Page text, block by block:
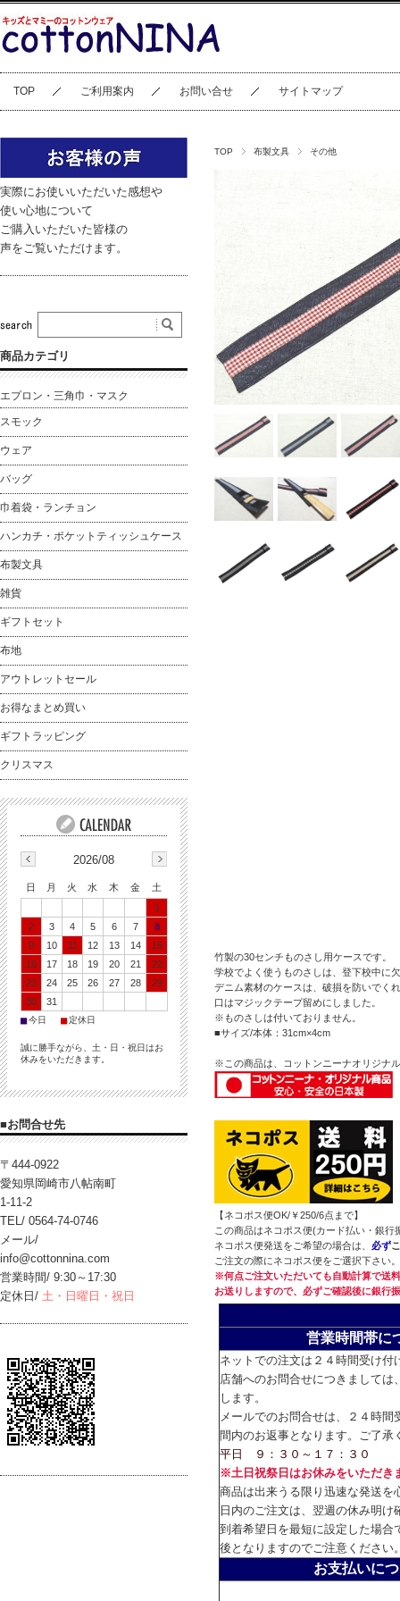
TOP ご利用案内 お問い合せ サイトマップ
TOP 布製文具 その他
竹製の30センチものさし用ケースです。
学校でよく使うものさしは、登下校中に
デニム素材のケースは、破損を防いでく
口はマジックテープ留めにしました。
※ものさしは付いておりません。
■サイズ/本体：31cm×4cm
※この商品は、コットンニーナオリジナ
【ネコポス便OK/￥250/6点まで】
この商品はネコポス便(カード払い・銀
ネコポス便発送をご希望の場合は、 必ず
ご注文の際にネコポス便をご選択下さい。
※何点ご注文いただいても自動計算で送
お送りしますので、必ずご確認後に銀行
営業時間帯に
ネットでの注文は２４時間受け付
店舗へのお問合せにつきましては
します。
メールでのお問合せは、２４時間
間内のお返事となります。ご了承
平日 ９：３０～１７：３０
※土日祝祭日はお休みをいただき
商品は出来うる限り迅速な発送を
日内のご注文は、翌週の休み明け
到着希望日を最短に設定した場合
後となりますのでご注意ください
お支払いに
実際にお使いいただいた感想や
使い心地について
ご購入いただいた皆様の
声をご覧いただけます。
商品カテゴリ
エプロン・三角巾・マスク
スモック
ウェア
バッグ
巾着袋・ランチョン
ハンカチ・ポケットティッシュケース
布製文具
雑貨
ギフトセット
布地
アウトレットセール
お得なまとめ買い
ギフトラッピング
クリスマス
2026/08
日 月 火 水 木 金
土
1
2
3 4 5 6 7
8
9
10 11 12 13 14
15
16
17 18 19 20 21
22
23
24 25 26 27 28
29
30
31
■今日 ■定休日
誠に勝手ながら、土・日・祝日はお
休みをいただきます。
■お問合せ先
〒444-0922
愛知県岡崎市八帖南町
1-11-2
TEL/ 0564-74-0746
メール/
info@cottonnina.com
営業時間/ 9:30～17:30
定休日/ 土・日曜日・祝日